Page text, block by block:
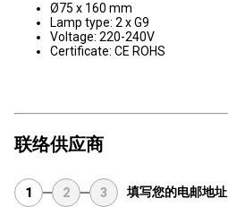
Ø75 x 160 mm
Lamp type: 2 x G9
Voltage: 220-240V
Certificate: CE ROHS
联络供应商
1 2 3 填写您的电邮地址